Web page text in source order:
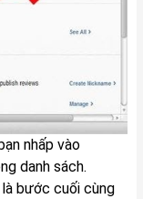
nhấp vào
danh sách.
bước cuối cùng